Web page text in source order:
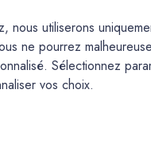
et tous supports
un anti-rouille.
nous utiliserons
ne pourrez
Sélectionnez
vos choix.